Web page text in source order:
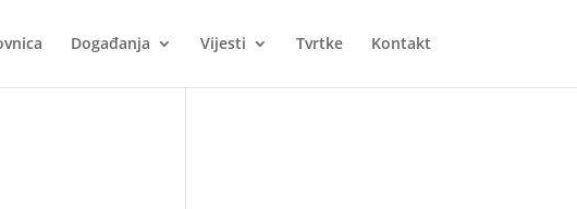
Događanja Vijesti Tvrtke Kontakt